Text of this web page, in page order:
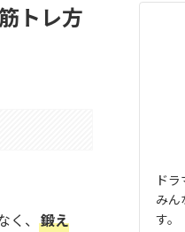
トレ方
、 鍛え
ド
みん
す。